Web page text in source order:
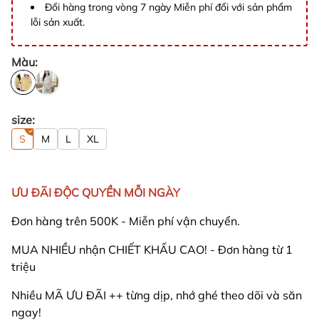
Đổi hàng trong vòng 7 ngày Miễn phí đổi với sản phẩm
lỗi sản xuất.
Màu:
size:
S M L XL
ƯU ĐÃI ĐỘC QUYỀN MỖI NGÀY
Đơn hàng trên 500K - Miễn phí vận chuyển.
MUA NHIỀU nhận CHIẾT KHẤU CAO! - Đơn hàng từ 1
triệu
Nhiều MÃ ƯU ĐÃI ++ từng dịp, nhớ ghé theo dõi và săn
ngay!